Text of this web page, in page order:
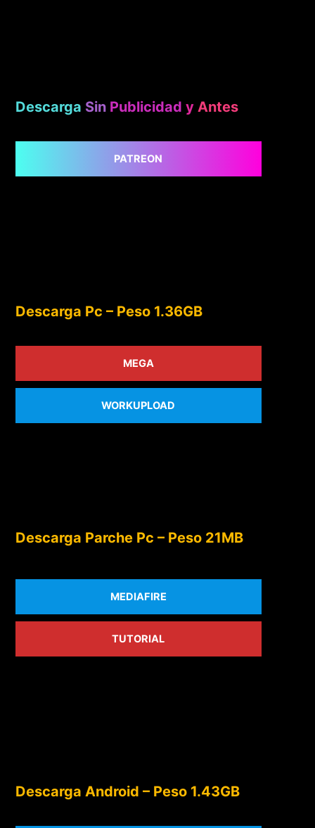
Descarga Sin Publicidad y Antes
PATREON
Descarga Pc – Peso 1.36GB
MEGA
WORKUPLOAD
Descarga Parche Pc – Peso 21MB
MEDIAFIRE
TUTORIAL
Descarga Android – Peso 1.43GB